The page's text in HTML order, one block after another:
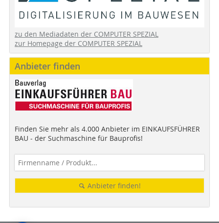
zu den Mediadaten der COMPUTER SPEZIAL
zur Homepage der COMPUTER SPEZIAL
Anbieter finden
Finden Sie mehr als 4.000 Anbieter im EINKAUFSFÜHRER
BAU - der Suchmaschine für Bauprofis!
Anbieter finden!